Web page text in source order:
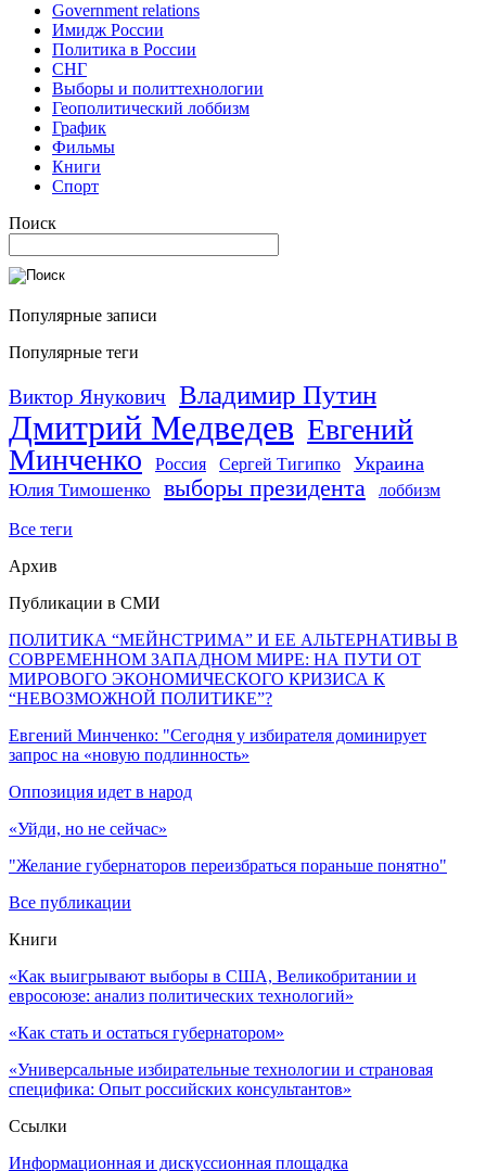
Government relations
Имидж России
Политика в России
СНГ
Выборы и политтехнологии
Геополитический лоббизм
График
Фильмы
Книги
Спорт
Поиск
Популярные записи
Популярные теги
Виктор Янукович Владимир Путин
Дмитрий Медведев Евгений
Минченко
Россия Сергей Тигипко Украина
Юлия Тимошенко выборы президента лоббизм
Все теги
Архив
Публикации в СМИ
ПОЛИТИКА “МЕЙНСТРИМА” И ЕЕ АЛЬТЕРНАТИВЫ В
СОВРЕМЕННОМ ЗАПАДНОМ МИРЕ: НА ПУТИ ОТ
МИРОВОГО ЭКОНОМИЧЕСКОГО КРИЗИСА К
“НЕВОЗМОЖНОЙ ПОЛИТИКЕ”?
Евгений Минченко: "Сегодня у избирателя доминирует
запрос на «новую подлинность»
Оппозиция идет в народ
«Уйди, но не сейчас»
"Желание губернаторов переизбраться пораньше понятно"
Все публикации
Книги
«Как выигрывают выборы в США, Великобритании и
евросоюзе: анализ политических технологий»
«Как стать и остаться губернатором»
«Универсальные избирательные технологии и страновая
специфика: Опыт российских консультантов»
Ссылки
Информационная и дискуссионная площадка